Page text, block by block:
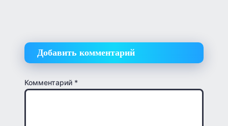
Добавить комментарий
Комментарий *